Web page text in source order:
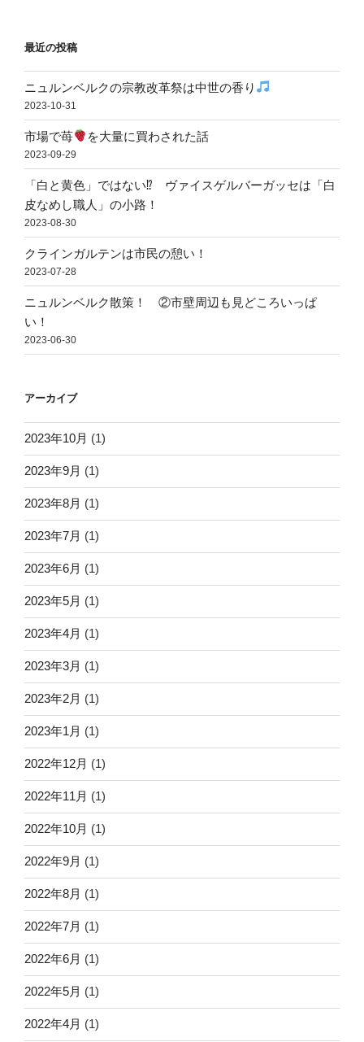
最近の投稿
ニュルンベルクの宗教改革祭は中世の香り
2023-10-31
市場で苺 を大量に買わされた話
2023-09-29
「白と黄色」ではない⁉ ヴァイスゲルバーガッセは「白
皮なめし職人」の小路！
2023-08-30
クラインガルテンは市民の憩い！
2023-07-28
ニュルンベルク散策！ ②市壁周辺も見どころいっぱ
い！
2023-06-30
アーカイブ
2023年10月 (1)
2023年9月 (1)
2023年8月 (1)
2023年7月 (1)
2023年6月 (1)
2023年5月 (1)
2023年4月 (1)
2023年3月 (1)
2023年2月 (1)
2023年1月 (1)
2022年12月 (1)
2022年11月 (1)
2022年10月 (1)
2022年9月 (1)
2022年8月 (1)
2022年7月 (1)
2022年6月 (1)
2022年5月 (1)
2022年4月 (1)